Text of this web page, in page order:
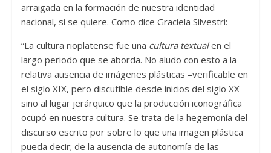
arraigada en la formación de nuestra identidad
nacional, si se quiere. Como dice Graciela Silvestri:
“La cultura rioplatense fue una cultura textualen el
largo periodo que se aborda. No aludo con esto a la
relativa ausencia de imágenes plásticas –verificable en
el siglo XIX, pero discutible desde inicios del siglo XX-
sino al lugar jerárquico que la producción iconográfica
ocupó en nuestra cultura. Se trata de la hegemonía del
discurso escrito por sobre lo que una imagen plástica
pueda decir; de la ausencia de autonomía de las